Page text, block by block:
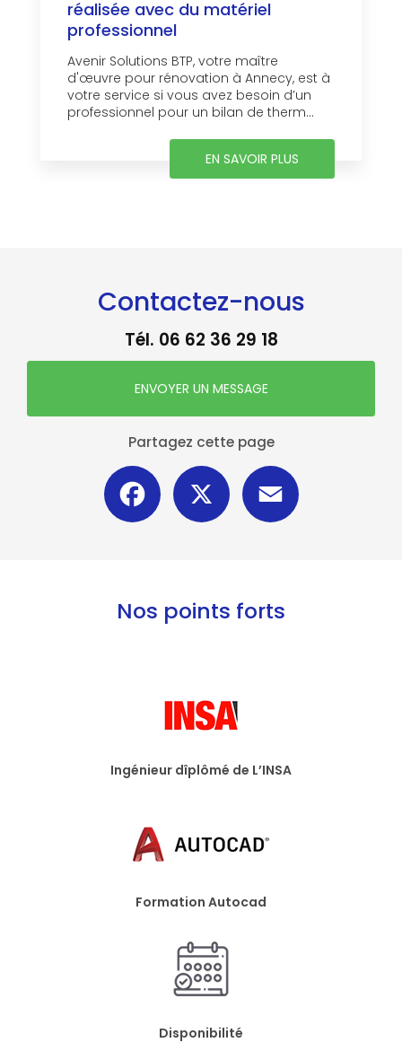
réalisée avec du matériel
professionnel
Avenir Solutions BTP, votre maître
d'œuvre pour rénovation à Annecy, est à
votre service si vous avez besoin d’un
professionnel pour un bilan de therm...
EN SAVOIR PLUS
Contactez-nous
Tél. 06 62 36 29 18
ENVOYER UN MESSAGE
Partagez cette page
Facebook
Nos points forts
Ingénieur dîplômé de L’INSA
Formation Autocad
Disponibilité